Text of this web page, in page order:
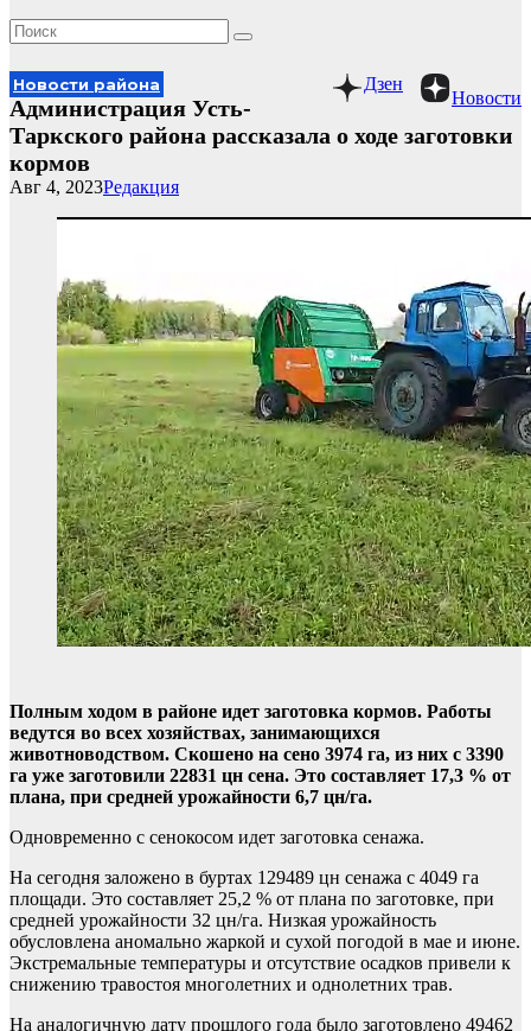
Новости
Дзен
Новости района
Администрация Усть-
Таркского района рассказала о ходе заготовки
кормов
Редакция
Авг 4, 2023
Полным ходом в районе идет заготовка кормов. Работы
ведутся во всех хозяйствах, занимающихся
животноводством. Скошено на сено 3974 га, из них с 3390
га уже заготовили 22831 цн сена. Это составляет 17,3 % от
плана, при средней урожайности 6,7 цн/га.
Одновременно с сенокосом идет заготовка сенажа.
На сегодня заложено в буртах 129489 цн сенажа с 4049 га
площади. Это составляет 25,2 % от плана по заготовке, при
средней урожайности 32 цн/га. Низкая урожайность
обусловлена аномально жаркой и сухой погодой в мае и июне.
Экстремальные температуры и отсутствие осадков привели к
снижению травостоя многолетних и однолетних трав.
На аналогичную дату прошлого года было заготовлено 49462